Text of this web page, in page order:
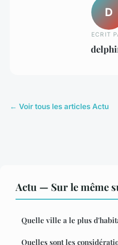
D
ECRIT
← Voir tous les articles Actu
Actu — Sur le même
Quelle ville a le plus
Quelles sont les